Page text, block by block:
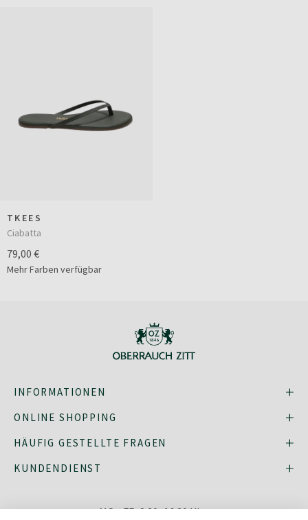
TKEES
Ciabatta
79,00 €
Mehr Farben verfügbar
INFORMATIONEN
ONLINE SHOPPING
HÄUFIG GESTELLTE FRAGEN
KUNDENDIENST
MO - FR: 8:30–16:30 Uhr,